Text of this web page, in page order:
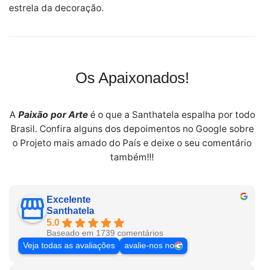
estrela da decoração.
Os Apaixonados!
A Paixão por Arteé o que a Santhatela espalha por todo
Brasil. Confira alguns dos depoimentos no Google sobre
o Projeto mais amado do País e deixe o seu comentário
também!!!
Excelente
Santhatela
5.0
Baseado em 1739 comentários
Veja todas as avaliações
avalie-nos no